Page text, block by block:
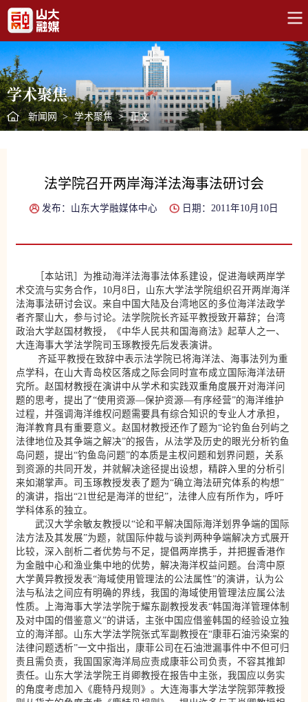
学术聚焦
新闻网 > 学术聚焦 > 正文
法学院召开两岸海洋法海事法研讨会
发布：山东大学融媒体中心 日期：2011年10月10日
［本站讯］为推动海洋法海事法体系建设，促进海峡两岸学
术交流与实务合作，10月8日，山东大学法学院组织召开两岸海洋
法海事法研讨会议。来自中国大陆及台湾地区的多位海洋法政学
者齐聚山大，参与讨论。法学院院长齐延平教授致开幕辞；台湾
政治大学赵国材教授，《中华人民共和国海商法》起草人之一、
大连海事大学法学院司玉琢教授先后发表演讲。
齐延平教授在致辞中表示法学院已将海洋法、海事法列为重
点学科，在山大青岛校区落成之际会同时宣布成立国际海洋法研
究所。赵国材教授在演讲中从学术和实践双重角度展开对海洋问
题的思考，提出了“使用资源—保护资源—有序经营”的海洋维护
过程，并强调海洋维权问题需要具有综合知识的专业人才承担，
海洋教育具有重要意义。赵国材教授还作了题为“论钓鱼台列屿之
法律地位及其争端之解决”的报告，从法学及历史的眼光分析钓鱼
岛问题，提出“钓鱼岛问题”的本质是主权问题和划界问题，关系
到资源的共同开发，并就解决途径提出设想，精辟入里的分析引
来如潮掌声。司玉琢教授发表了题为“确立海法研究体系的构想”
的演讲，指出“21世纪是海洋的世纪”，法律人应有所作为，呼吁
学科体系的独立。
武汉大学余敏友教授以“论和平解决国际海洋划界争端的国际
法方法及其发展”为题，就国际仲裁与谈判两种争端解决方式展开
比较，深入剖析二者优势与不足，提倡两岸携手，并把握香港作
为金融中心和渔业集中地的优势，解决海洋权益问题。台湾中原
大学黄异教授发表“海域使用管理法的公法属性”的演讲，认为公
法与私法之间应有明确的界线，我国的海域使用管理法应属公法
性质。上海海事大学法学院于耀东副教授发表“韩国海洋管理体制
及对中国的借鉴意义”的讲话，主张中国应借鉴韩国的经验设立独
立的海洋部。山东大学法学院张式军副教授在“康菲石油污染案的
法律问题透析”一文中指出，康菲公司在石油泄漏事件中不但可归
责且需负责，我国国家海洋局应责成康菲公司负责，不容其推卸
责任。山东大学法学院王肖卿教授在报告中主张，我国应以务实
的角度考虑加入《鹿特丹规则》。大连海事大学法学院郭萍教授